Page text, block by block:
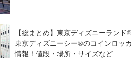
【総まとめ】東京ディズニーランド
東京ディズニーシー®のコインロッ
情報！値段・場所・サイズなど